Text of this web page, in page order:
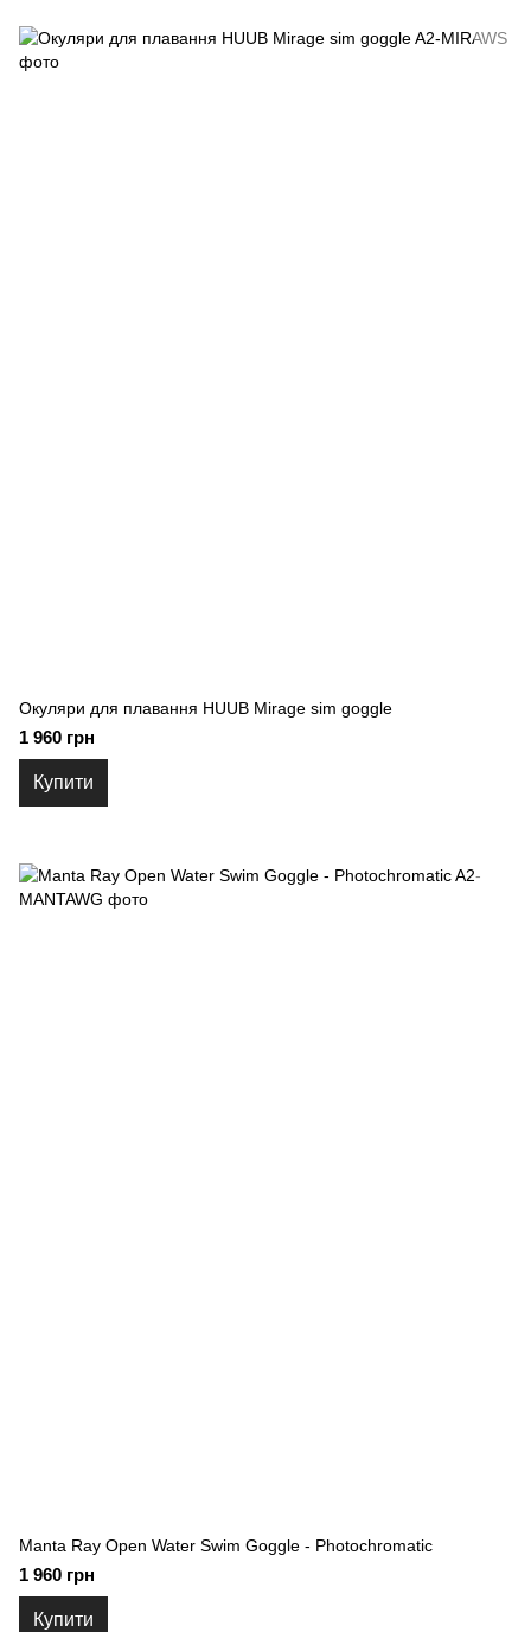
Окуляри для плавання HUUB Mirage sim goggle
1 960 грн
Купити
Manta Ray Open Water Swim Goggle - Photochromatic
1 960 грн
Купити